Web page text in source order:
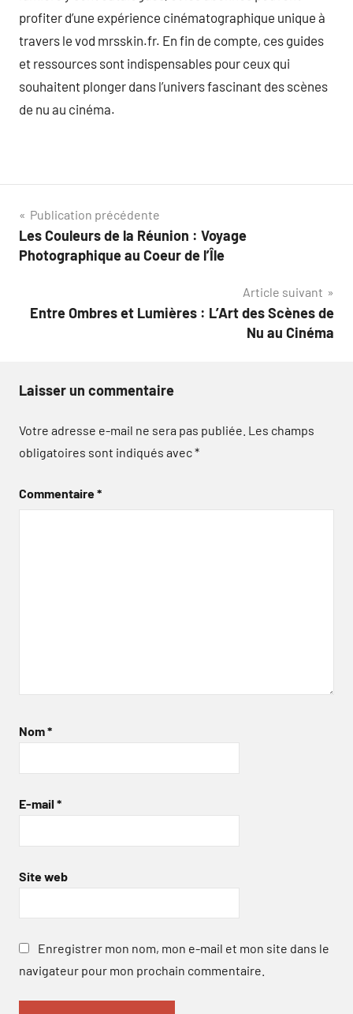
profiter d’une expérience cinématographique unique à
travers le vod mrsskin.fr. En fin de compte, ces guides
et ressources sont indispensables pour ceux qui
souhaitent plonger dans l’univers fascinant des scènes
de nu au cinéma.
Navigation
de
Publication précédente
Les Couleurs de la Réunion : Voyage
Photographique au Coeur de l’Île
Article suivant
Entre Ombres et Lumières : L’Art des Scènes de
Nu au Cinéma
Laisser un commentaire
Votre adresse e-mail ne sera pas publiée. Les champs
obligatoires sont indiqués avec*
Commentaire*
Nom*
E-mail *
Site web
Enregistrer mon nom, mon e-mail et mon site dans le
navigateur pour mon prochain commentaire.